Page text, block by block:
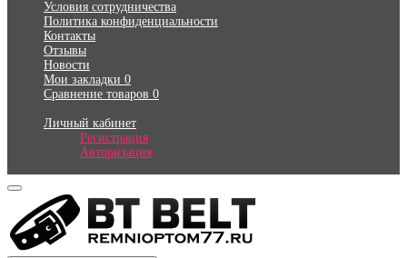
Условия сотрудничества
Политика конфиденциальности
Контакты
Отзывы
Новости
Мои закладки 0
Сравнение товаров 0
Личный кабинет
Регистрация
Авторизация